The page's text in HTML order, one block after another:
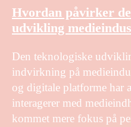
Hvordan påvirker
udvikling
Den teknologiske
indvirkning på
og digitale platforme har
interagerer med
kommet mere fokus på